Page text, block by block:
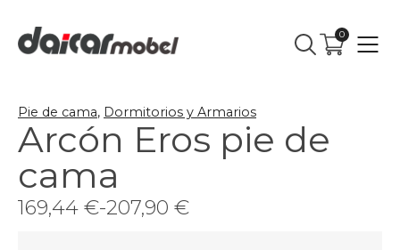
0
Pie de cama, Dormitorios y Armarios
Arcón Eros pie de
cama
169,44 €-207,90 €